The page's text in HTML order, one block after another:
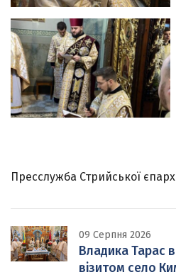
Пресслужба Стрийської
09 Серпня 2026
Владика Тарас
візитом село